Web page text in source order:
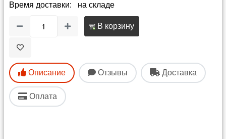
Время доставки: на складе
В корзину
Описание Отзывы Доставка
Оплата